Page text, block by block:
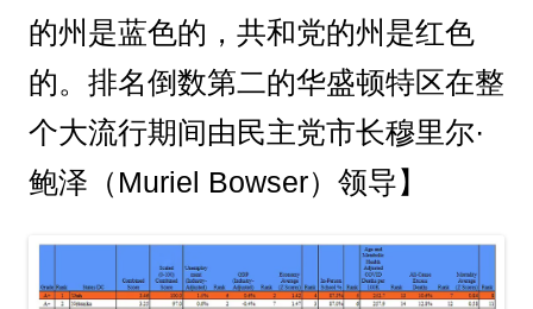
的州是蓝色的，共和党的州是红色
的。排名倒数第二的华盛顿特区在整
个大流行期间由民主党市长穆里尔·
鲍泽（Muriel Bowser）领导】